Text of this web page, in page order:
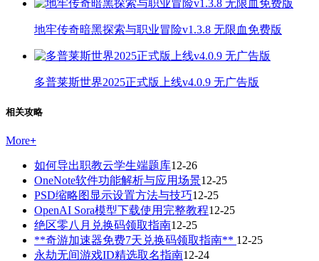
地牢传奇暗黑探索与职业冒险v1.3.8 无限血免费版
多普莱斯世界2025正式版上线v4.0.9 无广告版
相关攻略
More+
如何导出职教云学生端题库12-26
OneNote软件功能解析与应用场景12-25
PSD缩略图显示设置方法与技巧12-25
OpenAI Sora模型下载使用完整教程12-25
绝区零八月兑换码领取指南12-25
**奇游加速器免费7天兑换码领取指南** 12-25
永劫无间游戏ID精选取名指南12-24